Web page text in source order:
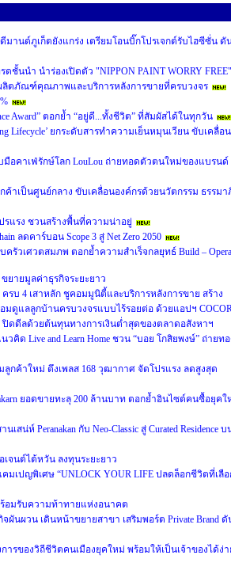
มานด์ภูเก็ตยังแกร่ง เตรียมโอนบิ๊กโปรเจกต์รับไฮซีซั่น ดั
นนำ นำร่องเปิดตัว "NIPPON PAINT WORRY FREE"
ตภัณฑ์คุณภาพและบริการหลังการขายที่ครบวงจร
Award” ตอกย้ำ “อยู่ดี...ทั้งชีวิต” ที่สัมผัสได้ในทุกวัน
Lifecycle’ ยกระดับสารทำความเย็นหมุนเวียน ขับเคลื่อน
บมือคาเฟ่รักษ์โลก LouLou ถ่ายทอดตัวตนใหม่ของแบรนด์
ค้าเป็นศูนย์กลาง ขับเคลื่อนองค์กรด้วยนวัตกรรม ธรรมา
ปรแรง ชวนสร้างพื้นที่ความน่าอยู่
ลดคาร์บอน Scope 3 สู่ Net Zero 2050
ครัวเศวตสมภพ ตอกย้ำความสำเร็จกลยุทธ์ Build –
ขยายมูลค่าธุรกิจระยะยาว
รบ 4 เสาหลัก ชูคอมมูนิตี้และบริการหลังการขาย สร้าง
อมดูแลลูกบ้านครบวงจรแบบไร้รอยต่อ ด้วยแอปฯ
ปิดดีลด้วยต้นทุนทางการเงินต่ำสุดของตลาดอสังหาฯ
ด Live and Learn Home ชวน “บอย โกสิยพงษ์” ถ่ายท
กค้าใหม่ ดึงเพลส 168 วุฒากาศ จัดโปรแรง ลดสูงสุด
ยอดขายทะลุ 200 ล้านบาท ตอกย้ำอินไซต์คนซื้อยุคใ
สน่ห์ Peranakan กับ Neo-Classic สู่ Curated Residence บ
เจนต์ไต้หวัน ลงทุนระยะยาว
มเปญพิเศษ “UNLOCK YOUR LIFE ปลดล็อกชีวิตที่เลื
ร้อมรับความท้าทายแห่งอนาคต
จผันผวน เดินหน้าขยายสาขา เสริมพอร์ต Private Brand ดั
ารของวิถีชีวิตคนเมืองยุคใหม่ พร้อมให้เป็นเจ้าของได้ง่า